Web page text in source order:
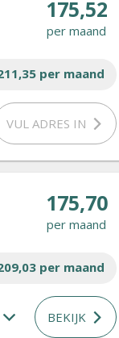
175,52
per maand
per maand
VUL ADRES IN
175,70
per maand
per maand
BEKIJK